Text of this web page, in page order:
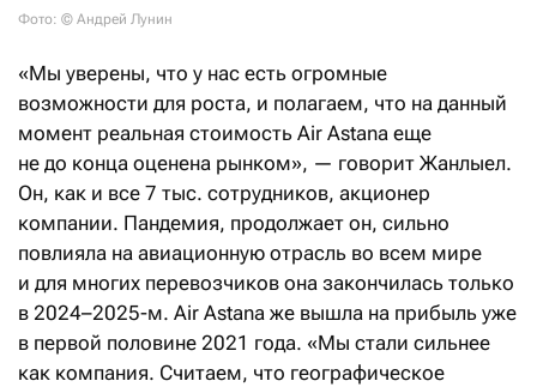
Фото: © Андрей Лунин
«Мы уверены, что у нас есть огромные
возможности для роста, и полагаем, что на данный
момент реальная стоимость Air Astana еще
не до конца оценена рынком», — говорит Жанлыел.
Он, как и все 7 тыс. сотрудников, акционер
компании. Пандемия, продолжает он, сильно
повлияла на авиационную отрасль во всем мире
и для многих перевозчиков она закончилась только
в 2024–2025-м. Air Astana же вышла на прибыль уже
в первой половине 2021 года. «Мы стали сильнее
как компания. Считаем, что географическое